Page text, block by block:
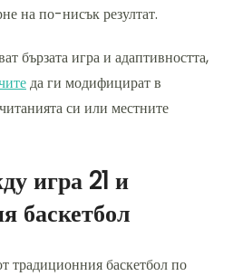
на по-нисък резултат.
бързата игра и адаптивността,
да ги модифицират в
си или местните
игра 21 и
баскетбол
традиционния баскетбол по